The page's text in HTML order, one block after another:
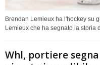
Brendan Lemieux ha l'hockey su
Lemieux che ha segnato la storia
Whl, portiere